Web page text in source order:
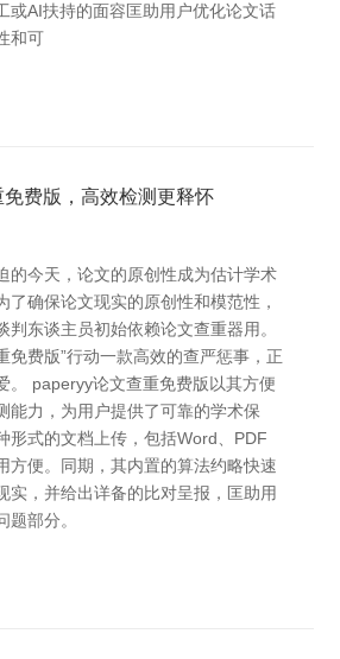
或AI扶持的面容匡助用户优化论文话
和可
费版，高效检测更释怀
的今天，论文的原创性成为估计学术
了确保论文现实的原创性和模范性，
判东谈主员初始依赖论文查重器用。
免费版”行动一款高效的查严惩事，正
。 paperyy论文查重免费版以其方便
能力，为用户提供了可靠的学术保
形式的文档上传，包括Word、PDF
方便。同期，其内置的算法约略快速
实，并给出详备的比对呈报，匡助用
题部分。